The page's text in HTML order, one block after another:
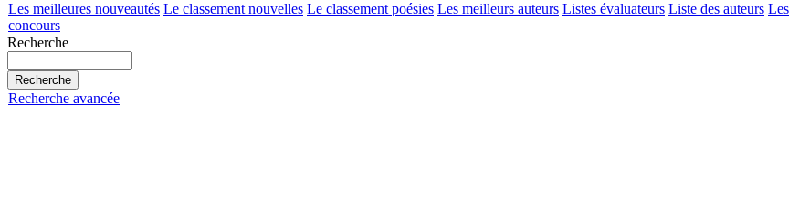
Les meilleures nouveautés Le classement nouvelles Le classement poésies Les meilleurs auteurs Listes évaluateurs Liste des auteurs Les
concours
Recherche
Recherche avancée